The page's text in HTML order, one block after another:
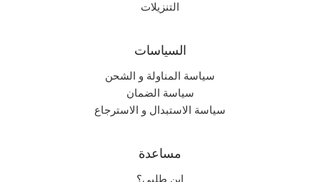
التنزيلات
السياسات
سياسة المناولة و الشحن
سياسة الضمان
سياسة الاستبدال و الاسترجاع
مساعدة
اين طلبي؟